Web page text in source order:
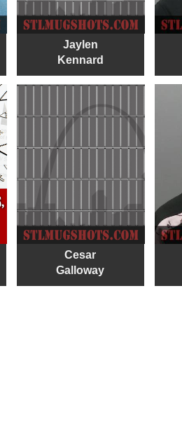
Jaylen
Kennard
Cesar
Galloway